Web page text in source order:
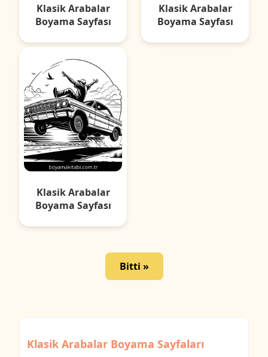
Klasik Arabalar
Boyama Sayfası
Klasik Arabalar
Boyama Sayfası
Klasik Arabalar
Boyama Sayfası
Bitti »
Klasik Arabalar Boyama Sayfaları